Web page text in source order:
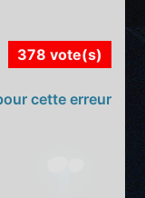
378 vote(s)
cette erreur